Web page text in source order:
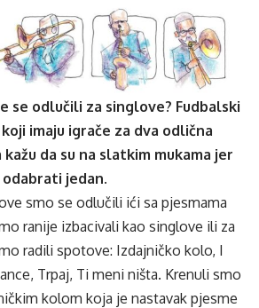
se odlučili za singlove? Fudbalski
imaju igrače za dva odlična
kažu da su na slatkim mukama jer
jedan.
smo se odlučili ići sa pjesmama
ranije izbacivali kao singlove ili za
radili spotove: Izdajničko kolo, I
Trpaj, Ti meni ništa. Krenuli smo
kolom koja je nastavak pjesme